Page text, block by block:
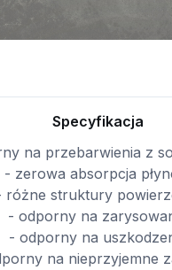
Specyfikacja
na przebarwienia z
- zerowa absorpcja
różne struktury
- odporny na
- odporny na
na nieprzyjemne